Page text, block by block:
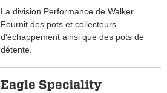
La division Performance de Walker.
Fournit des pots et collecteurs
d'échappement ainsi que des pots de
détente.
Eagle Speciality